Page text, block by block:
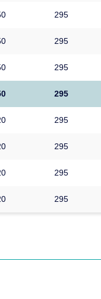
295
295
295
295
295
295
295
295